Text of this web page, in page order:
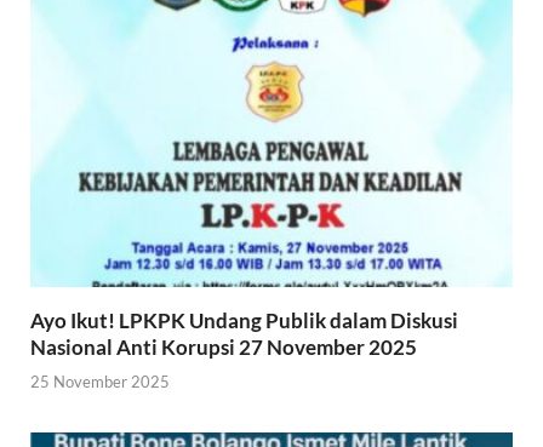
Ayo Ikut! LPKPK Undang Publik dalam Diskusi
Nasional Anti Korupsi 27 November 2025
25 November 2025